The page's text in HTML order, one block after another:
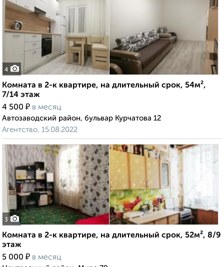
4
Комната в 2-к квартире, на длительный срок, 54м²,
7/14 этаж
4 500 ₽ в месяц
Автозаводский район, бульвар Курчатова 12
Агентство, 15.08.2022
3
Комната в 2-к квартире, на длительный срок, 52м², 8/9
этаж
5 000 ₽ в месяц